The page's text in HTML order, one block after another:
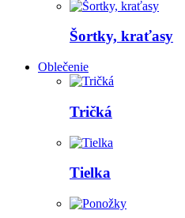
Šortky, kraťasy
Oblečenie
Tričká
Tielka